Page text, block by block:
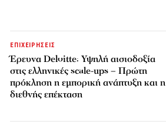
ΕΠΙΧΕΙΡΗΣΕΙΣ
Έρευνα Deloitte: Υψηλή αισιοδοξία
στις ελληνικές scale-ups – Πρώτη
πρόκληση η εμπορική ανάπτυξη και η
διεθνής επέκταση